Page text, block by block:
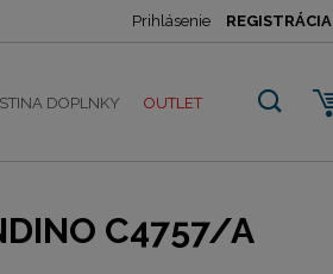
Prihlásenie REGISTRÁCIA
DOPLNKY OUTLET
C4757/A